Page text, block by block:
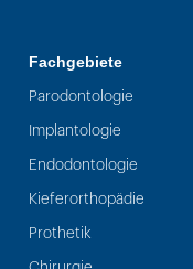
Fachgebiete
Parodontologie
Implantologie
Endodontologie
Kieferorthopädie
Prothetik